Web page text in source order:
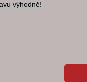
výhodně!